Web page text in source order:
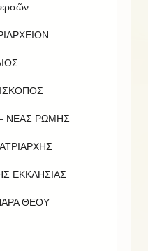
ΝΕΑΣ ΡΩΜΗΣ
ΕΚΚΛΗΣΙΑΣ
ΘΕΟΥ